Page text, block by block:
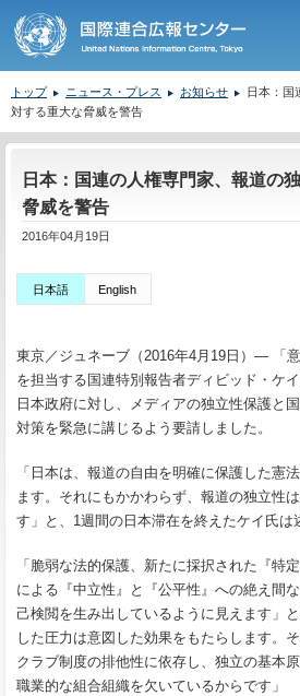
トップ ニュース・プレス お知らせ
日本：国
対する重大な脅威を警告
日本：国連の人権専門家、報道の
脅威を警告
2016年04月19日
日本語 English
東京／ジュネーブ（2016年4月19日）― 「
を担当する国連特別報告者ディビッド・ケ
日本政府に対し、メディアの独立性保護と
対策を緊急に講じるよう要請しました。
「日本は、報道の自由を明確に保護した憲
ます。それにもかかわらず、報道の独立性
す」と、1週間の日本滞在を終えたケイ氏は
「脆弱な法的保護、新たに採択された『特
による『中立性』と『公平性』への絶え間
己検閲を生み出しているように見えます」
した圧力は意図した効果をもたらします。
クラブ制度の排他性に依存し、独立の基本
職業的な組合組織を欠いているからです」